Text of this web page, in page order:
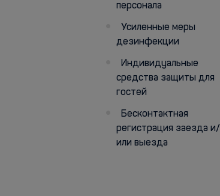
персонала
Усиленные меры
дезинфекции
Индивидуальные
средства защиты для
гостей
Бесконтактная
регистрация заезда и/
или выезда